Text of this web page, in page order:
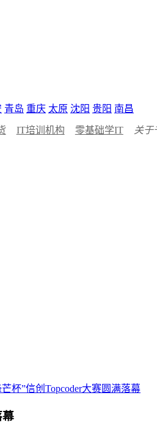
青岛 重庆 太原 沈阳 贵阳 南昌
IT培训机构 零基础学IT 关于
杯”信创Topcoder大赛圆满落幕
幕